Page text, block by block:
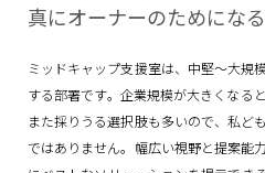
真にオーナーのためにな
ミッドキャップ支援室は、中堅～大規
する部署です。企業規模が大きくなる
また採りうる選択肢も多いので、私ど
ではありません。幅広い視野と提案能